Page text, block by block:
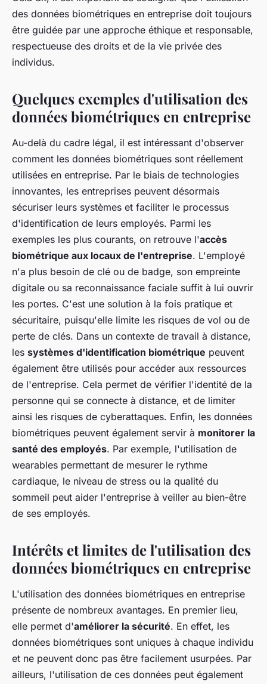
des données biométriques en entreprise doit toujours
être guidée par une approche éthique et responsable,
respectueuse des droits et de la vie privée des
individus.
Quelques exemples d'utilisation des
données biométriques en entreprise
Au-delà du cadre légal, il est intéressant d'observer
comment les données biométriques sont réellement
utilisées en entreprise. Par le biais de technologies
innovantes, les entreprises peuvent désormais
sécuriser leurs systèmes et faciliter le processus
d'identification de leurs employés. Parmi les
exemples les plus courants, on retrouve l'accès
biométrique aux locaux de l'entreprise. L'employé
n'a plus besoin de clé ou de badge, son empreinte
digitale ou sa reconnaissance faciale suffit à lui ouvrir
les portes. C'est une solution à la fois pratique et
sécuritaire, puisqu'elle limite les risques de vol ou de
perte de clés. Dans un contexte de travail à distance,
les systèmes d'identification biométrique peuvent
également être utilisés pour accéder aux ressources
de l'entreprise. Cela permet de vérifier l'identité de la
personne qui se connecte à distance, et de limiter
ainsi les risques de cyberattaques. Enfin, les données
biométriques peuvent également servir à monitorer la
santé des employés. Par exemple, l'utilisation de
wearables permettant de mesurer le rythme
cardiaque, le niveau de stress ou la qualité du
sommeil peut aider l'entreprise à veiller au bien-être
de ses employés.
Intérêts et limites de l'utilisation des
données biométriques en entreprise
L'utilisation des données biométriques en entreprise
présente de nombreux avantages. En premier lieu,
elle permet d'améliorer la sécurité. En effet, les
données biométriques sont uniques à chaque individu
et ne peuvent donc pas être facilement usurpées. Par
ailleurs, l'utilisation de ces données peut également